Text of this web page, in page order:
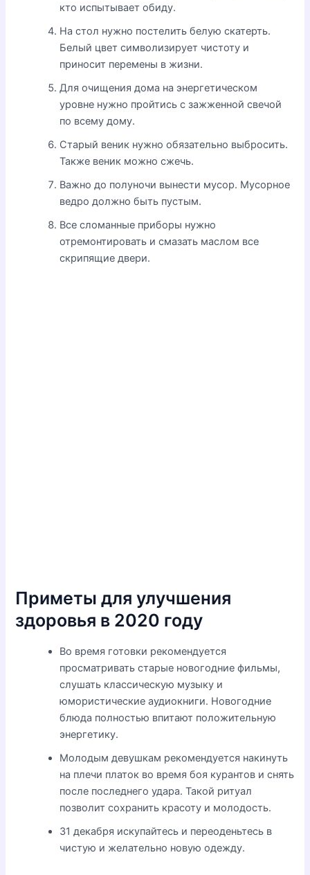
кто испытывает обиду.
На стол нужно постелить белую скатерть.
Белый цвет символизирует чистоту и
приносит перемены в жизни.
Для очищения дома на энергетическом
уровне нужно пройтись с зажженной свечой
по всему дому.
Старый веник нужно обязательно выбросить.
Также веник можно сжечь.
Важно до полуночи вынести мусор. Мусорное
ведро должно быть пустым.
Все сломанные приборы нужно
отремонтировать и смазать маслом все
скрипящие двери.
Приметы для улучшения
здоровья в 2020 году
Во время готовки рекомендуется
просматривать старые новогодние фильмы,
слушать классическую музыку и
юмористические аудиокниги. Новогодние
блюда полностью впитают положительную
энергетику.
Молодым девушкам рекомендуется накинуть
на плечи платок во время боя курантов и снять
после последнего удара. Такой ритуал
позволит сохранить красоту и молодость.
31 декабря искупайтесь и переоденьтесь в
чистую и желательно новую одежду.